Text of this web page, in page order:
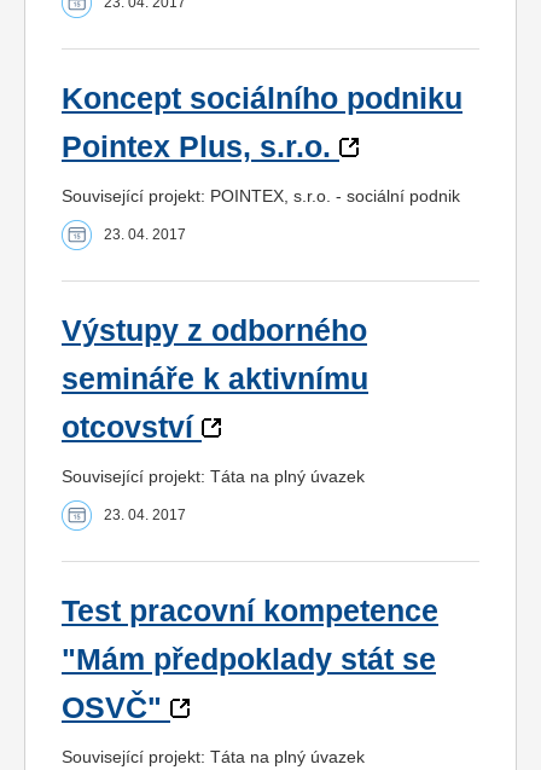
Koncept sociálního podniku
Pointex Plus, s.r.o.
Související projekt: POINTEX, s.r.o. - sociální podnik
23. 04. 2017
Výstupy z odborného
semináře k aktivnímu
otcovství
Související projekt: Táta na plný úvazek
23. 04. 2017
Test pracovní kompetence
"Mám předpoklady stát se
OSVČ"
Související projekt: Táta na plný úvazek